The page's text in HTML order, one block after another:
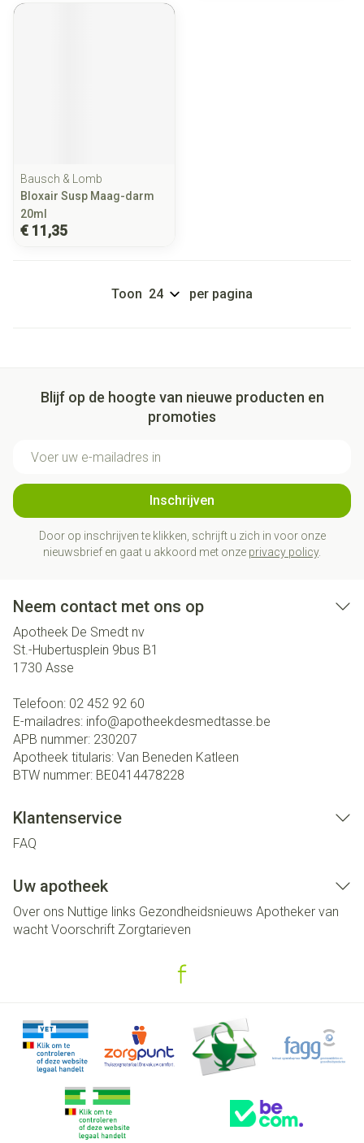
Bausch & Lomb
Bloxair Susp Maag-darm
20ml
€ 11,35
Toon per pagina
Blijf op de hoogte van nieuwe producten en
promoties
Inschrijven
Door op inschrijven te klikken, schrijft u zich in voor onze
nieuwsbrief en gaat u akkoord met onze privacy policy.
Neem contact met ons op
Apotheek De Smedt nv
St.-Hubertusplein 9bus B1
1730 Asse
Telefoon: 02 452 92 60
E-mailadres: info@apotheekdesmedtasse.be
APB nummer: 230207
Apotheek titularis: Van Beneden Katleen
BTW nummer: BE0414478228
Klantenservice
FAQ
Uw apotheek
Over ons Nuttige links Gezondheidsnieuws Apotheker van
wacht Voorschrift Zorgtarieven